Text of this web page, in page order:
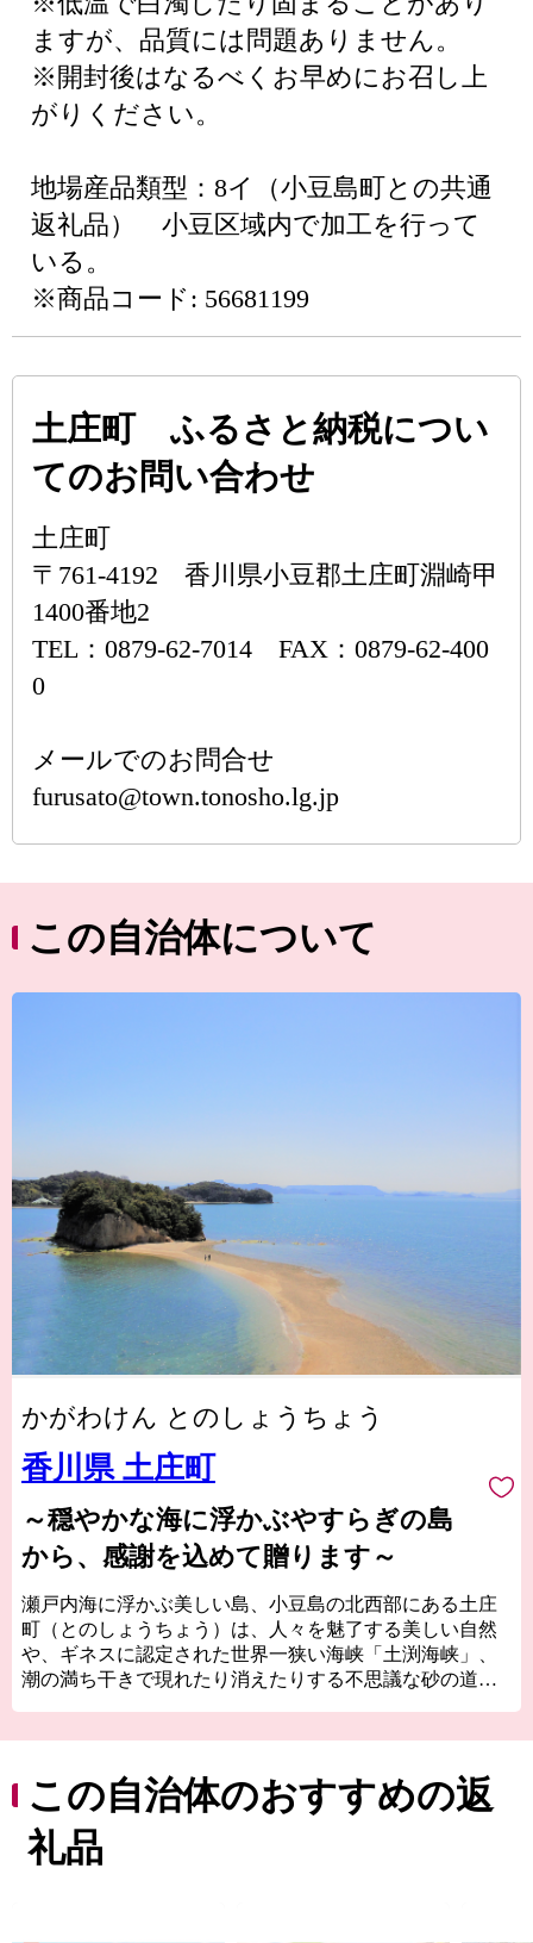
ますが、品質には問題ありません。
※開封後はなるべくお早めにお召し上
がりください。
地場産品類型：8イ（小豆島町との共通
返礼品） 小豆区域内で加工を行って
いる。
※商品コード: 56681199
土庄町 ふるさと納税につい
てのお問い合わせ
土庄町
〒761-4192 香川県小豆郡土庄町淵崎甲
1400番地2
TEL：0879-62-7014 FAX：0879-62-400
0
メールでのお問合せ
furusato@town.tonosho.lg.jp
この自治体について
かがわけん とのしょうちょう
香川県 土庄町
～穏やかな海に浮かぶやすらぎの島
から、感謝を込めて贈ります～
瀬戸内海に浮かぶ美しい島、小豆島の北西部にある土庄
町（とのしょうちょう）は、人々を魅了する美しい自然
や、ギネスに認定された世界一狭い海峡「土渕海峡」、
潮の満ち干きで現れたり消えたりする不思議な砂の道
明治時代に日本で唯一根付けに成功した「オリーブ」、
江戸時代から受け継がれる「醤油」、日本の三大生産地
にもなっている「そうめん」、日本一の生産量を誇る
「ごま油」、小豆島産オリーブのしぼり果実を配合した
この自治体のおすすめの返
礼品